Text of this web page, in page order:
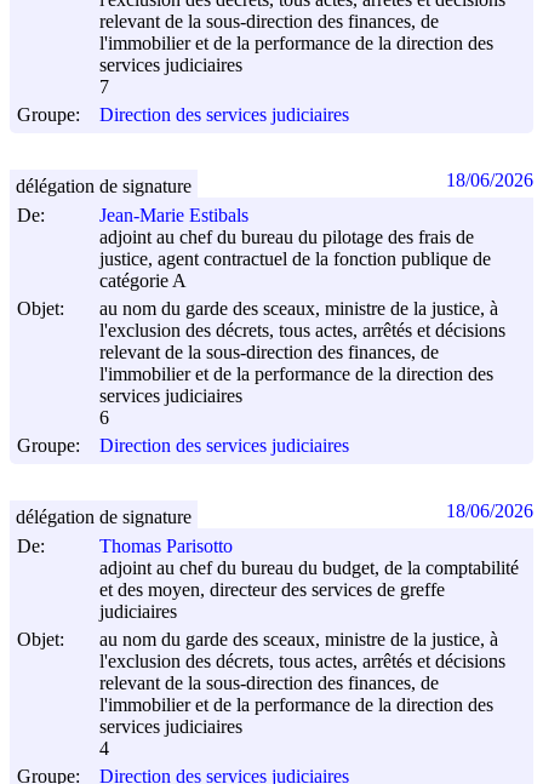
relevant de la sous-direction des finances, de
l'immobilier et de la performance de la direction des
services judiciaires
7
Groupe:
Direction des services judiciaires
De:
Jean-Marie Estibals
adjoint au chef du bureau du pilotage des frais de
justice, agent contractuel de la fonction publique de
catégorie A
Objet:
au nom du garde des sceaux, ministre de la justice, à
l'exclusion des décrets, tous actes, arrêtés et décisions
relevant de la sous-direction des finances, de
l'immobilier et de la performance de la direction des
services judiciaires
6
Groupe:
Direction des services judiciaires
délégation de signature 18/06/2026
De:
Thomas Parisotto
adjoint au chef du bureau du budget, de la comptabilité
et des moyen, directeur des services de greffe
judiciaires
Objet:
au nom du garde des sceaux, ministre de la justice, à
l'exclusion des décrets, tous actes, arrêtés et décisions
relevant de la sous-direction des finances, de
l'immobilier et de la performance de la direction des
services judiciaires
4
Groupe:
Direction des services judiciaires
délégation de signature 18/06/2026